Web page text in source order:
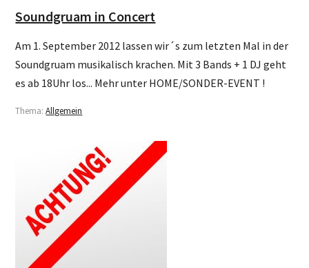
Soundgruam in Concert
Am 1. September 2012 lassen wir´s zum letzten Mal in der
Soundgruam musikalisch krachen. Mit 3 Bands + 1 DJ geht
es ab 18Uhr los... Mehr unter HOME/SONDER-EVENT !
Thema:Allgemein